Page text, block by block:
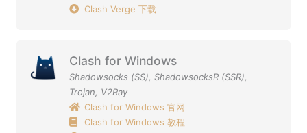
Clash Verge 下载
Clash for Windows
Shadowsocks (SS), ShadowsocksR (SSR),
Trojan, V2Ray
Clash for Windows 官网
Clash for Windows 教程